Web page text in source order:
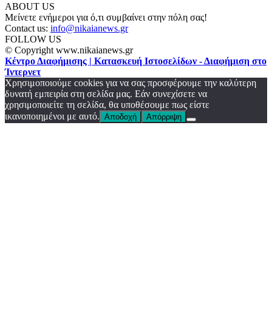
ABOUT US
Μείνετε ενήμεροι για ό,τι συμβαίνει στην πόλη σας!
Contact us: info@nikaianews.gr
FOLLOW US
© Copyright www.nikaianews.gr
Κέντρο Διαφήμισης | Κατασκευή Ιστοσελίδων - Διαφήμιση στο
Ίντερνετ
Χρησιμοποιούμε cookies για να σας προσφέρουμε την καλύτερη
δυνατή εμπειρία στη σελίδα μας. Εάν συνεχίσετε να
χρησιμοποιείτε τη σελίδα, θα υποθέσουμε πως είστε
ικανοποιημένοι με αυτό. Αποδοχή Απόρριψη